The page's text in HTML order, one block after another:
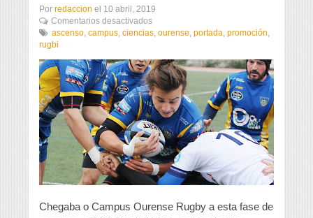
Por redaccion el 10 abril, 2019
Comentarios desactivadosen
O
o
de
menos
ascenso, campus, ciencias, ourense, portada, promoción,
rugbi
Chegaba o Campus Ourense Rugby a esta fase de